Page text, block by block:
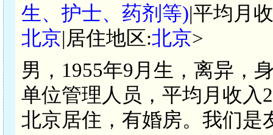
生、护士、药剂等)|平均月
北京|居住地区:北京>
男，1955年9月生，离异，
单位管理人员，平均月收入
北京居住，有婚房。我们是